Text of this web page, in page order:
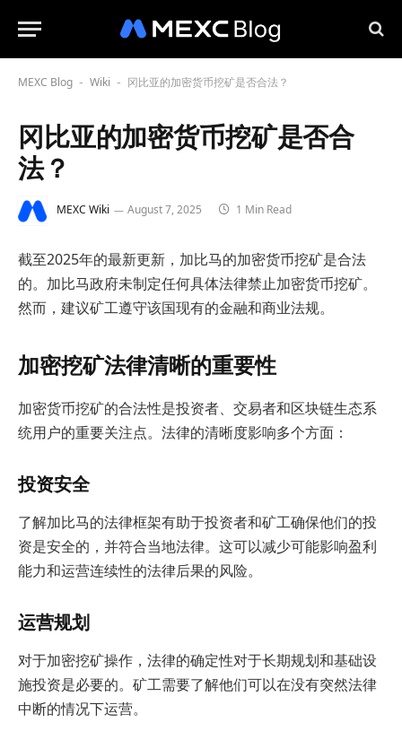
MEXC Blog - Wiki - 冈比亚的加密货币挖矿是否合法？
冈比亚的加密货币挖矿是否合
法？
MEXC Wiki August 7, 2025 1 Min Read
截至2025年的最新更新，加比马的加密货币挖矿是合法
的。加比马政府未制定任何具体法律禁止加密货币挖矿。
然而，建议矿工遵守该国现有的金融和商业法规。
加密挖矿法律清晰的重要性
加密货币挖矿的合法性是投资者、交易者和区块链生态系
统用户的重要关注点。法律的清晰度影响多个方面：
投资安全
了解加比马的法律框架有助于投资者和矿工确保他们的投
资是安全的，并符合当地法律。这可以减少可能影响盈利
能力和运营连续性的法律后果的风险。
运营规划
对于加密挖矿操作，法律的确定性对于长期规划和基础设
施投资是必要的。矿工需要了解他们可以在没有突然法律
中断的情况下运营。